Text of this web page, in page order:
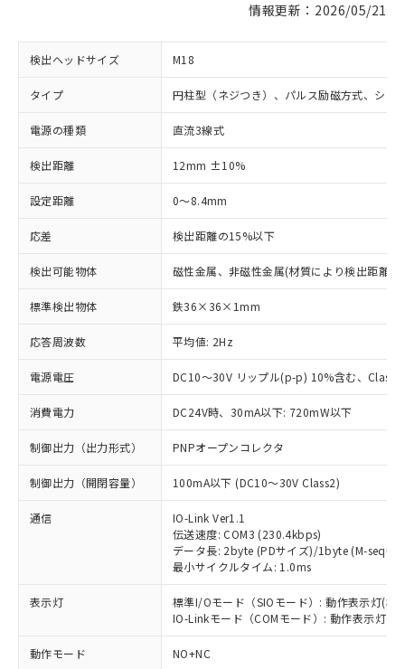
情報更新：2026/05/21
検出ヘッドサイズ M18
タイプ 円柱型（ネジつき）、パルス励磁方式、シー
電源の種類 直流3線式
検出距離 12mm ±10%
設定距離 0～8.4mm
応差 検出距離の15%以下
検出可能物体 磁性金属、非磁性金属(材質により検出距離が
標準検出物体 鉄36×36×1mm
応答周波数 平均値: 2Hz
電源電圧 DC10～30V リップル(p-p) 10%含む、Class2
消費電力 DC24V時、30mA以下: 720mW以下
制御出力（出力形式） PNPオープンコレクタ
制御出力（開閉容量） 100mA以下 (DC10～30V Class2)
通信
IO-Link Ver1.1
伝送速度: COM3 (230.4kbps)
データ長: 2byte (PDサイズ)/1byte (M-
最小サイクルタイム: 1.0ms
表示灯
標準I/Oモード（SIOモード）: 動作表示灯(橙
IO-Linkモード（COMモード）: 動作表示灯(
動作モード NO+NC